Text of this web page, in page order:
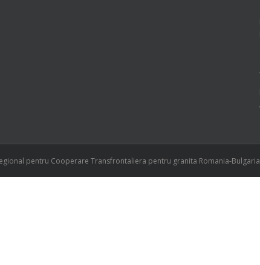
pentru Cooperare Transfrontaliera pentru granita Romania-